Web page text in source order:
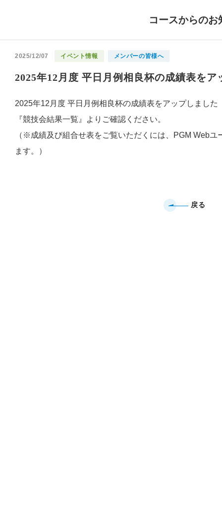
コースからのお
2025/12/07 イベント情報 メンバーの皆様へ
2025年12月度 平日月例相良杯の成績表をア
2025年12月度 平日月例相良杯の成績表をアップしました
『競技会結果一覧』よりご確認ください。
（※成績及び組合せ表をご覧いただくには、PGM Web
ます。）
戻る